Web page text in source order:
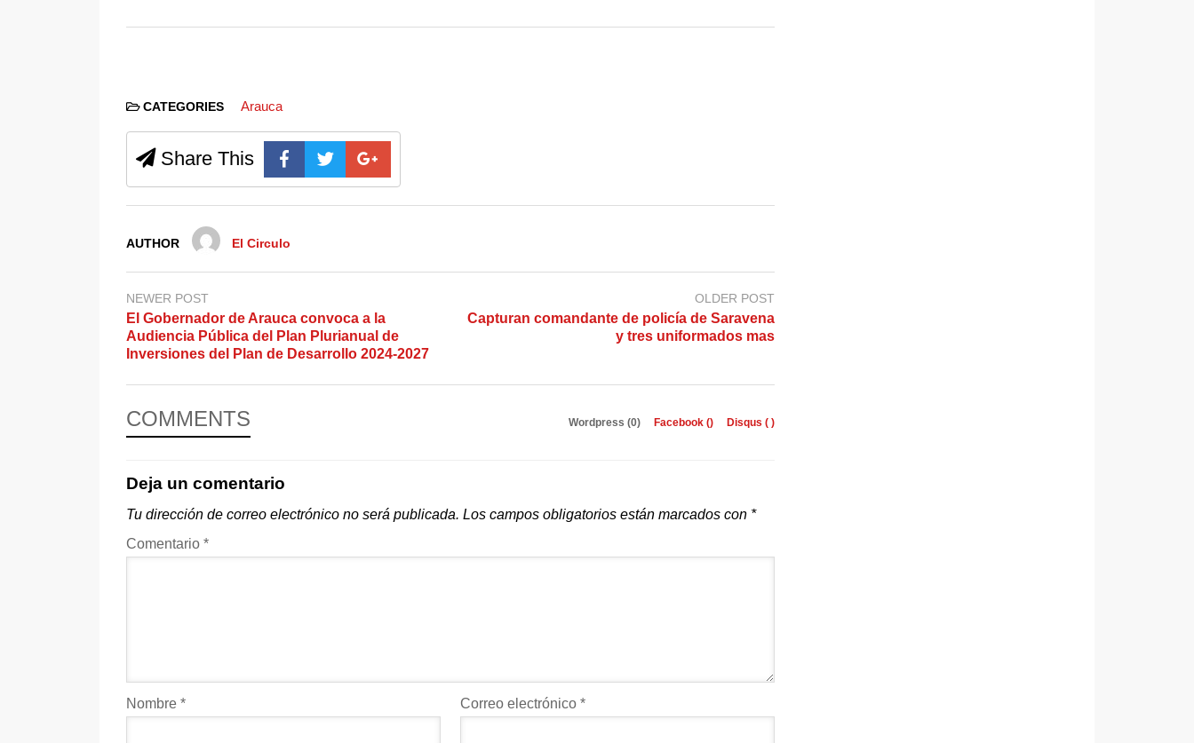
CATEGORIES Arauca
Share This
AUTHOR El Circulo
NEWER POST
El Gobernador de Arauca convoca a la
Audiencia Pública del Plan Plurianual de
Inversiones del Plan de Desarrollo 2024-2027
OLDER POST
Capturan comandante de policía de Saravena
y tres uniformados mas
COMMENTS Wordpress (0) Facebook () Disqus ( )
Deja un comentario
Tu dirección de correo electrónico no será publicada. Los campos obligatorios están marcados con *
Comentario *
Nombre * Correo electrónico *